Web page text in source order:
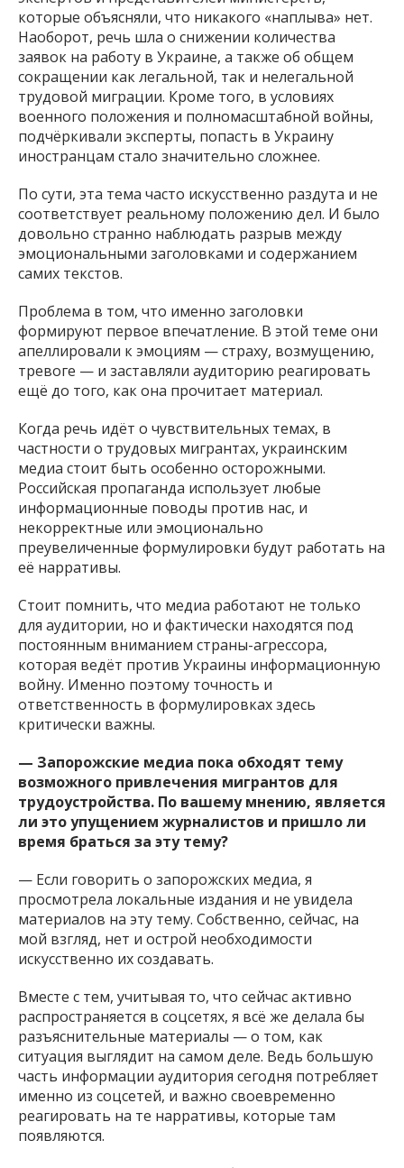
которые объясняли, что никакого «наплыва» нет.
Наоборот, речь шла о снижении количества
заявок на работу в Украине, а также об общем
сокращении как легальной, так и нелегальной
трудовой миграции. Кроме того, в условиях
военного положения и полномасштабной войны,
подчёркивали эксперты, попасть в Украину
иностранцам стало значительно сложнее.
По сути, эта тема часто искусственно раздута и не
соответствует реальному положению дел. И было
довольно странно наблюдать разрыв между
эмоциональными заголовками и содержанием
самих текстов.
Проблема в том, что именно заголовки
формируют первое впечатление. В этой теме они
апеллировали к эмоциям — страху, возмущению,
тревоге — и заставляли аудиторию реагировать
ещё до того, как она прочитает материал.
Когда речь идёт о чувствительных темах, в
частности о трудовых мигрантах, украинским
медиа стоит быть особенно осторожными.
Российская пропаганда использует любые
информационные поводы против нас, и
некорректные или эмоционально
преувеличенные формулировки будут работать на
её нарративы.
Стоит помнить, что медиа работают не только
для аудитории, но и фактически находятся под
постоянным вниманием страны-агрессора,
которая ведёт против Украины информационную
войну. Именно поэтому точность и
ответственность в формулировках здесь
критически важны.
— Запорожские медиа пока обходят тему
возможного привлечения мигрантов для
трудоустройства. По вашему мнению, является
ли это упущением журналистов и пришло ли
время браться за эту тему?
— Если говорить о запорожских медиа, я
просмотрела локальные издания и не увидела
материалов на эту тему. Собственно, сейчас, на
мой взгляд, нет и острой необходимости
искусственно их создавать.
Вместе с тем, учитывая то, что сейчас активно
распространяется в соцсетях, я всё же делала бы
разъяснительные материалы — о том, как
ситуация выглядит на самом деле. Ведь большую
часть информации аудитория сегодня потребляет
именно из соцсетей, и важно своевременно
реагировать на те нарративы, которые там
появляются.